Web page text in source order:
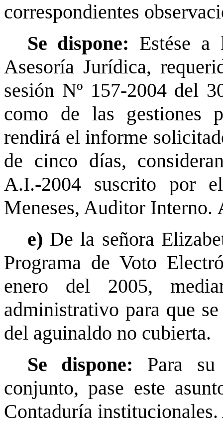
correspondientes
Se dispone: Estése a
Asesoría Jurídica,
sesión Nº 157-2004 del
como de las gestiones
rendirá el informe
de cinco días,
A.I.-2004 suscrito por
Meneses, Auditor Interno.
e) De la señora
Programa de Voto
enero del 2005,
administrativo para que
del aguinaldo no cubierta.
Se dispone: Para
conjunto, pase este
Contaduría institucionales.